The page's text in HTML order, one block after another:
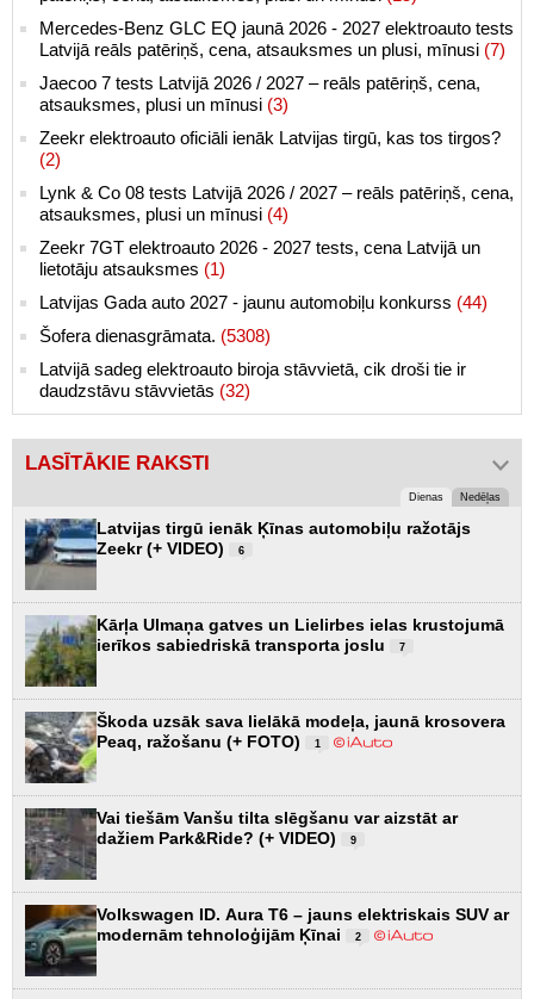
Mercedes-Benz GLC EQ jaunā 2026 - 2027 elektroauto tests
Latvijā reāls patēriņš, cena, atsauksmes un plusi, mīnusi (7)
Jaecoo 7 tests Latvijā 2026 / 2027 – reāls patēriņš, cena,
atsauksmes, plusi un mīnusi (3)
Zeekr elektroauto oficiāli ienāk Latvijas tirgū, kas tos tirgos?
(2)
Lynk & Co 08 tests Latvijā 2026 / 2027 – reāls patēriņš, cena,
atsauksmes, plusi un mīnusi (4)
Zeekr 7GT elektroauto 2026 - 2027 tests, cena Latvijā un
lietotāju atsauksmes (1)
Latvijas Gada auto 2027 - jaunu automobiļu konkurss (44)
Šofera dienasgrāmata. (5308)
Latvijā sadeg elektroauto biroja stāvvietā, cik droši tie ir
daudzstāvu stāvvietās (32)
LASĪTĀKIE RAKSTI
Dienas Nedēļas
Latvijas tirgū ienāk Ķīnas automobiļu ražotājs
Zeekr (+ VIDEO)
6
Kārļa Ulmaņa gatves un Lielirbes ielas krustojumā
ierīkos sabiedriskā transporta joslu
7
Škoda uzsāk sava lielākā modeļa, jaunā krosovera
Peaq, ražošanu (+ FOTO)
1
Vai tiešām Vanšu tilta slēgšanu var aizstāt ar
dažiem Park&Ride? (+ VIDEO)
9
Volkswagen ID. Aura T6 – jauns elektriskais SUV ar
modernām tehnoloģijām Ķīnai
2